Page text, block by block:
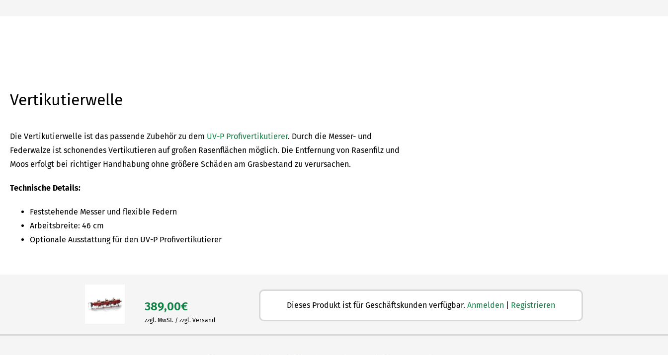
Vertikutierwelle
Die Vertikutierwelle ist das passende Zubehör zu dem UV-P Profivertikutierer. Durch die Messer- und
Federwalze ist schonendes Vertikutieren auf großen Rasenflächen möglich. Die Entfernung von Rasenfilz und
Moos erfolgt bei richtiger Handhabung ohne größere Schäden am Grasbestand zu verursachen.
Technische Details:
Feststehende Messer und flexible Federn
Arbeitsbreite: 46 cm
Optionale Ausstattung für den UV-P Profivertikutierer
389,00€
zzgl. MwSt. / zzgl. Versand
Dieses Produkt ist für Geschäftskunden verfügbar.Anmelden Registrieren